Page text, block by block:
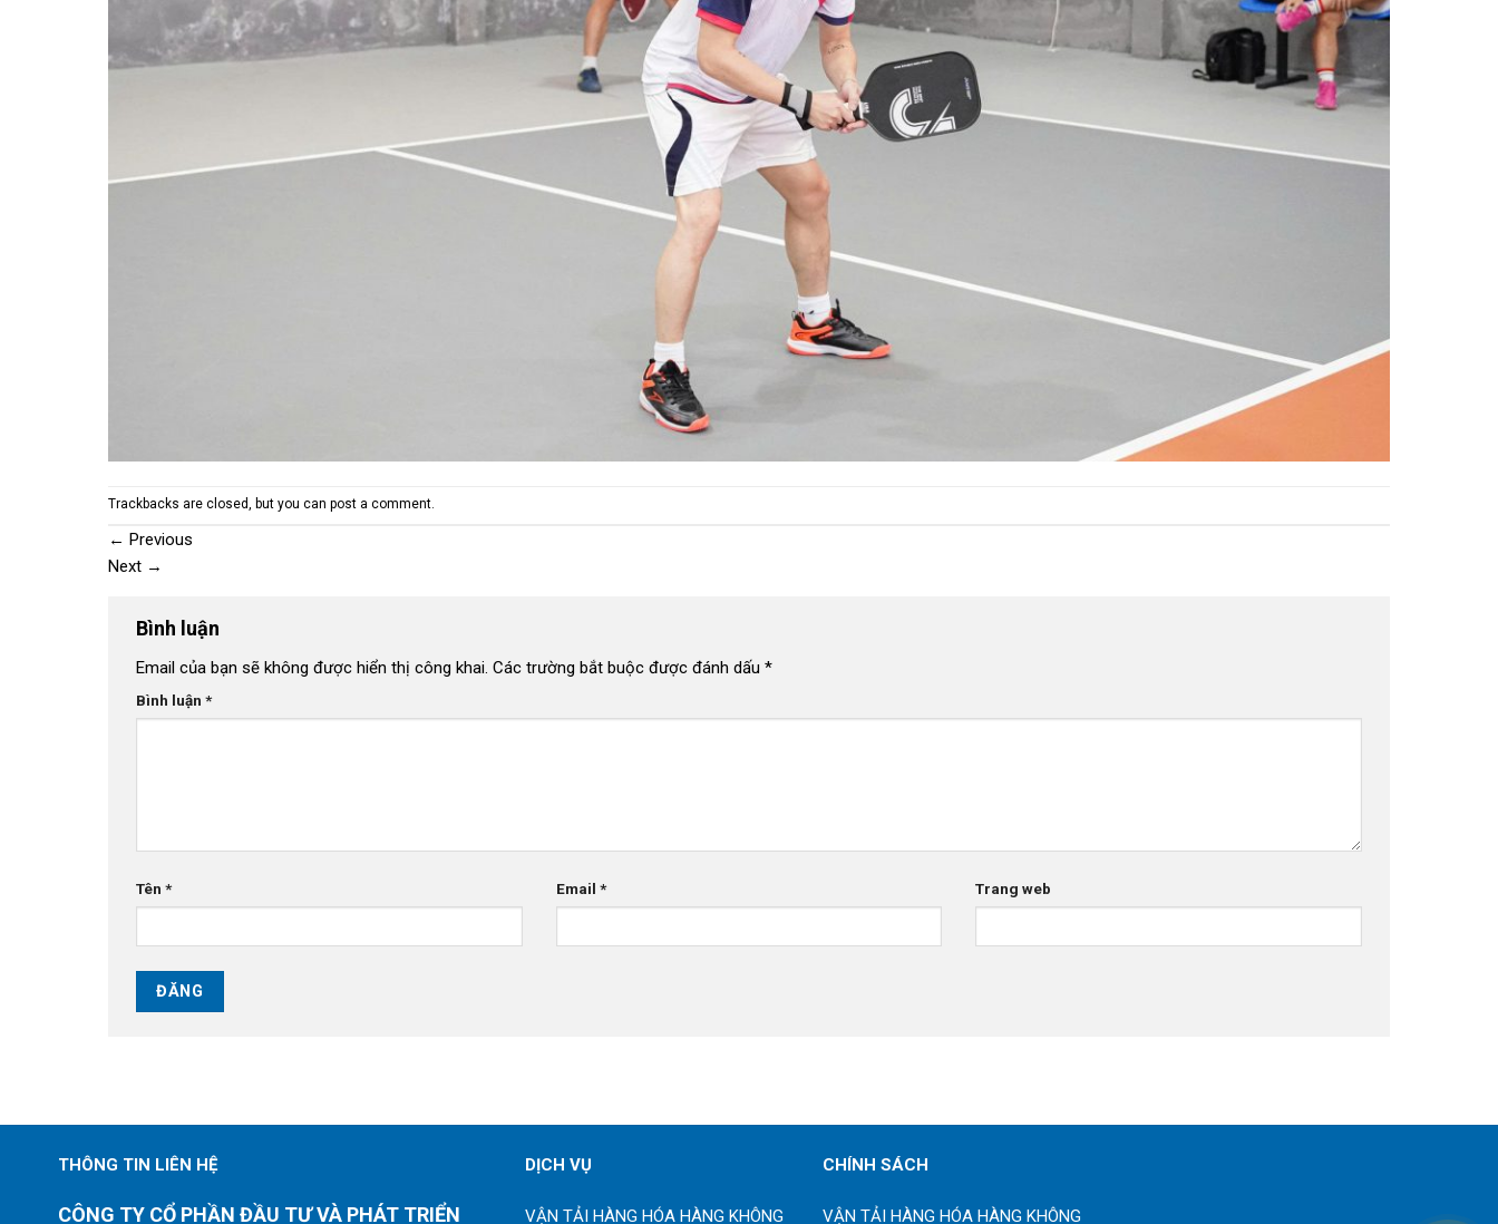
Trackbacks are closed, but you can post a comment.
← Previous
Next →
Bình luận
Email của bạn sẽ không được hiển thị công khai. Các trường bắt buộc được đánh dấu *
Bình luận *
Tên * Email * Trang web
THÔNG TIN LIÊN HỆ
CÔNG TY CỔ PHẦN ĐẦU TƯ VÀ PHÁT TRIỂN
DỊCH VỤ
VẬN TẢI HÀNG HÓA HÀNG KHÔNG
CHÍNH SÁCH
VẬN TẢI HÀNG HÓA HÀNG KHÔNG